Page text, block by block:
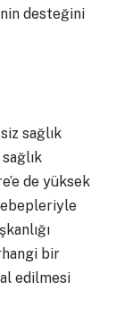
desteğini
sağlık
de yüksek
bir
edilmesi